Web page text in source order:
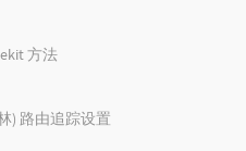
方法
) 路由追踪设置